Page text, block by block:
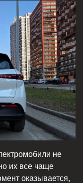
не
их все чаще
оказывается,